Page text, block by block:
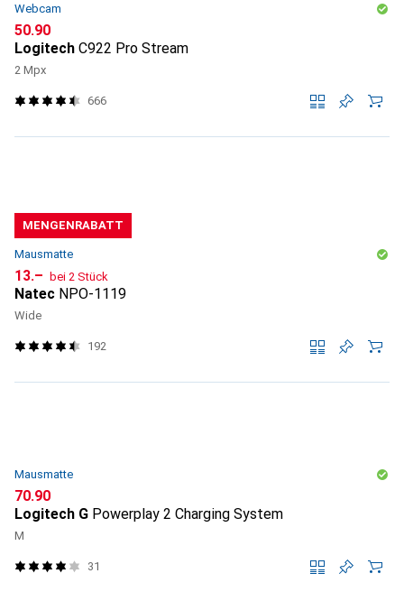
Webcam
CHF
50.90
Logitech C922 Pro Stream
2 Mpx
666
MENGENRABATT
Mausmatte
CHF
13.– bei 2 Stück
Natec NPO-1119
Wide
192
Mausmatte
CHF
70.90
Logitech G Powerplay 2 Charging System
M
31